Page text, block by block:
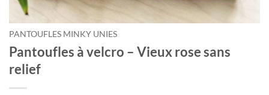
PANTOUFLES MINKY UNIES
Pantoufles à velcro – Vieux rose sans
relief
ici
pour
obtenir
votre
10%